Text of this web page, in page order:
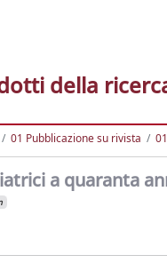
della
01 Pubblicazione su rivista
a quaranta